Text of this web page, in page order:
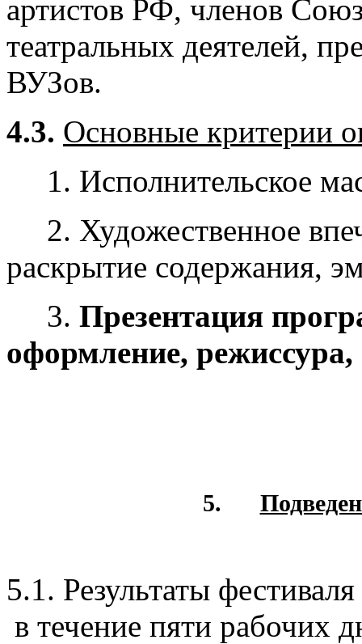
артистов РФ, членов
театральных деятелей,
ВУЗов.
4.3. Основные критерии
1. Исполнительское
2. Художественное
раскрытие содержания,
3. Презентация
оформление,
5.
5.1. Результаты
в течение пяти рабочих